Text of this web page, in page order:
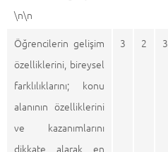
\n\n
Öğrencilerin gelişim
özelliklerini, bireysel
farklılıklarını; konu
alanının özelliklerini
ve kazanımlarını
dikkate alarak en
3 2 3